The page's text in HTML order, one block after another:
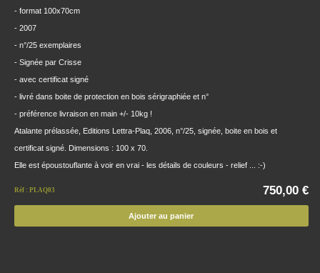
- format 100x70cm
- 2007
- n°/25 exemplaires
- Signée par Crisse
- avec certificat signé
- livré dans boite de protection en bois sérigraphiée et n°
- préférence livraison en main +/- 10kg !
Atalante prélassée, Editions Lettra-Plaq, 2006, n°/25, signée, boite en bois et
certificat signé. Dimensions : 100 x 70.
Elle est époustouflante à voir en vrai - les détails de couleurs - relief ... :-)
Réf : PLAQ03 750,00 €
Ajouter au panier